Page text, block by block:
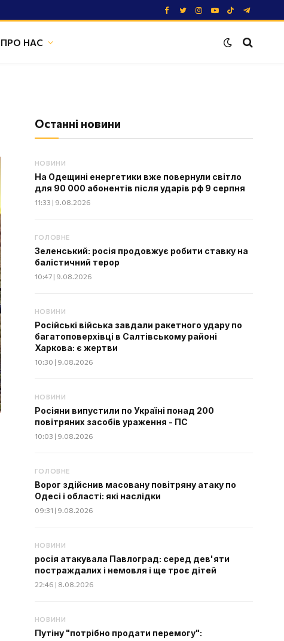
Facebook
TwitterInstagram
YouTube
TikTokTelegram
ПРО НАС
Останні новини
НОВИНИ
На Одещині енергетики вже повернули світло
для 90 000 абонентів після ударів рф 9 серпня
11:33 | 9.08.2026
ГОЛОВНЕ
Зеленський: росія продовжує робити ставку на
балістичний терор
10:47 | 9.08.2026
НОВИНИ
Російські війська завдали ракетного удару по
багатоповерхівці в Салтівському районі
Харкова: є жертви
10:30 | 9.08.2026
НОВИНИ
Росіяни випустили по Україні понад 200
повітряних засобів ураження - ПС
10:03 | 9.08.2026
ГОЛОВНЕ
Ворог здійснив масовану повітряну атаку по
Одесі і області: які наслідки
09:31 | 9.08.2026
НОВИНИ
росія атакувала Павлоград: серед дев'яти
постраждалих і немовля і ще троє дітей
22:46 | 8.08.2026
НОВИНИ
Путіну "потрібно продати перемогу":